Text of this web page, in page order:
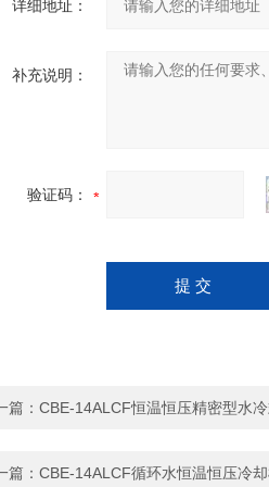
详细地址：
补充说明：
验证码：
篇： CBE-14ALCF恒温恒压精密型水
篇： CBE-14ALCF循环水恒温恒压冷